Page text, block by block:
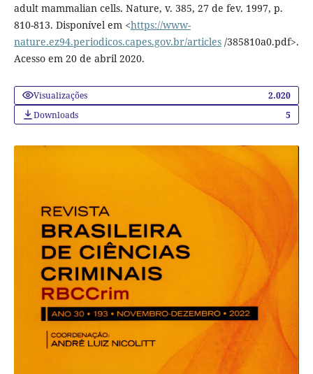
adult mammalian cells. Nature, v. 385, 27 de fev. 1997, p.
810-813. Disponível em <https://www-
nature.ez94.periodicos.capes.gov.br/articles/385810a0.pdf>.
Acesso em 20 de abril 2020.
Visualizações
2.020
Downloads
5